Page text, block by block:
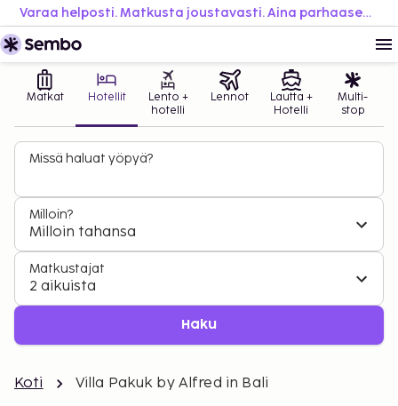
Varaa helposti. Matkusta joustavasti. Aina parhaaseen hintaan.
Matkat Hotellit
Lento +
hotelli
Lennot
Lautta +
Hotelli
Multi-
stop
Missä haluat yöpyä?
Milloin?
Milloin tahansa
Matkustajat
2 aikuista
Haku
Koti Villa Pakuk by Alfred in Bali